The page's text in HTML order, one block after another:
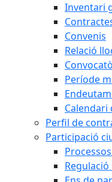
Inventari
Convenis
Relació
Període
Calendari
Perfil de
Participació